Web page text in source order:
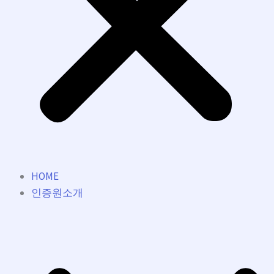
HOME
인증원소개